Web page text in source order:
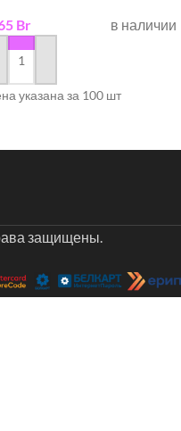
Br в наличии
в корзину
указана за 100 шт
защищены.